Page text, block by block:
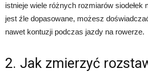
istnieje wiele różnych rozmiarów siodełek
jest źle dopasowane, możesz
nawet kontuzji podczas jazdy na rowerze.
2. Jak zmierzyć